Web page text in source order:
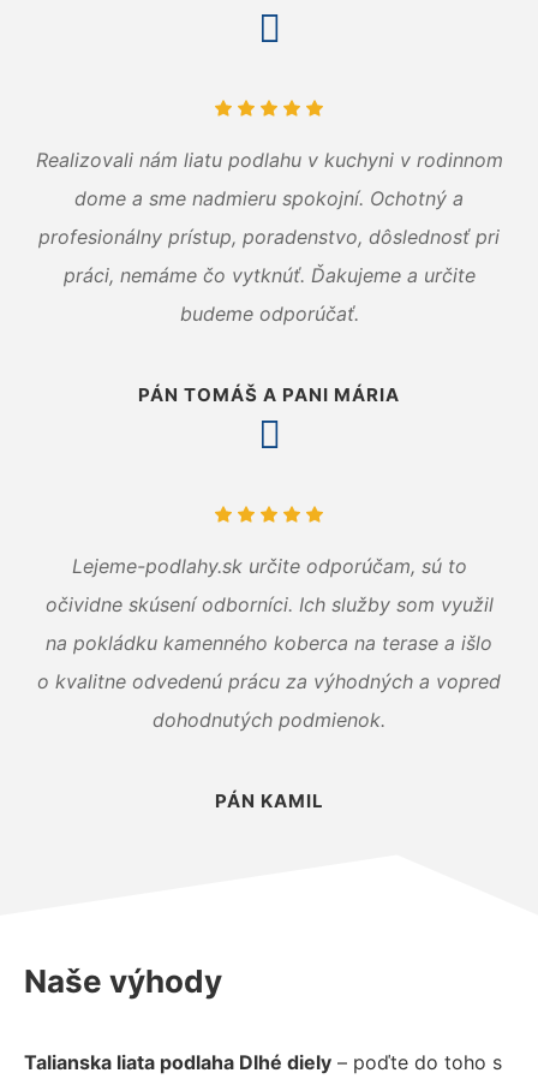
Realizovali nám liatu podlahu v kuchyni v rodinnom
dome a sme nadmieru spokojní. Ochotný a
profesionálny prístup, poradenstvo, dôslednosť pri
práci, nemáme čo vytknúť. Ďakujeme a určite
budeme odporúčať.
PÁN TOMÁŠ A PANI MÁRIA
Lejeme-podlahy.sk určite odporúčam, sú to
očividne skúsení odborníci. Ich služby som využil
na pokládku kamenného koberca na terase a išlo
o kvalitne odvedenú prácu za výhodných a vopred
dohodnutých podmienok.
PÁN KAMIL
Naše výhody
Talianska liata podlaha Dlhé diely – poďte do toho s